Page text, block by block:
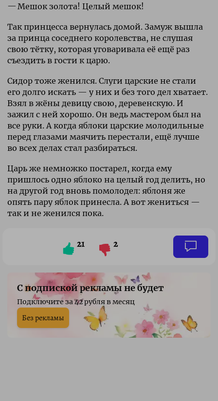
Мешок золота! Целый мешок!
Так принцесса вернулась домой. Замуж вышла
за принца соседнего королевства, не слушая
свою тётку, которая уговаривала её ещё раз
съездить в гости к царю.
Сидор тоже женился. Слуги царские не стали
его долго искать — у них и без того дел хватает.
Взял в жёны девицу свою, деревенскую. И
зажил с ней хорошо. Он ведь мастером был на
все руки. А когда яблоки царские молодильные
перед глазами маячить перестали, ещё лучше
во всех делах стал разбираться.
Царь же немножко постарел, когда ему
пришлось одно яблоко на целый год делить, но
на другой год вновь помолодел: яблоня же
опять пару яблок принесла. А вот жениться —
так и не женился пока.
21 2
С подпиской рекламы не будет
Подключите за 42 рубля в месяц
Без рекламы